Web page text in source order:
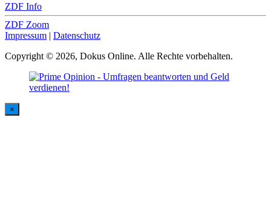
ZDF Info
ZDF Zoom
Impressum | Datenschutz
Copyright © 2026, Dokus Online. Alle Rechte vorbehalten.
×